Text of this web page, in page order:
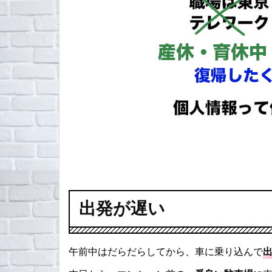
出発が遅い
午前中はだらだらしてから、車に乗り込んで